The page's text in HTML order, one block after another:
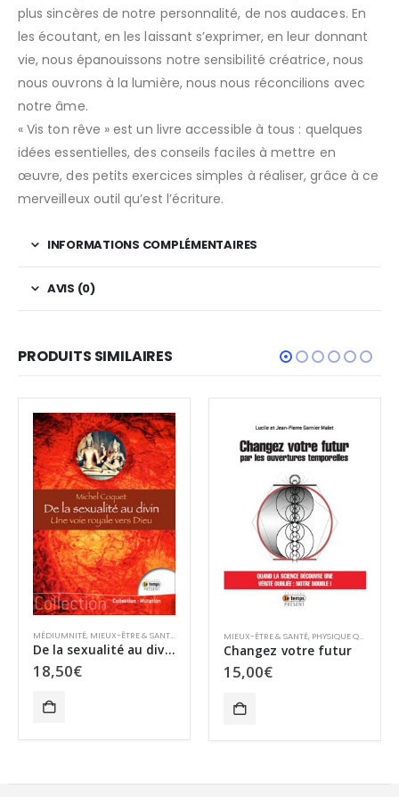
plus sincères de notre personnalité, de nos audaces. En
les écoutant, en les laissant s’exprimer, en leur donnant
vie, nous épanouissons notre sensibilité créatrice, nous
nous ouvrons à la lumière, nous nous réconcilions avec
notre âme.
« Vis ton rêve » est un livre accessible à tous : quelques
idées essentielles, des conseils faciles à mettre en
œuvre, des petits exercices simples à réaliser, grâce à ce
merveilleux outil qu’est l’écriture.
INFORMATIONS COMPLÉMENTAIRES
AVIS (0)
PRODUITS SIMILAIRES
OU VRAIES PRATIQUES,MÉDIUMNITÉ,MIEUX-ÊTRE & SANTÉ,SURVIE ANIMALE
MÉDIUMNITÉ,MIEUX-ÊTRE & SANTÉ , SPIRITUALITÉ
De la sexualité au divin
18,50€
MIEUX-ÊTRE & SANTÉ, PHYSIQUE QUANTIQUE
Changez votre futur
15,00€